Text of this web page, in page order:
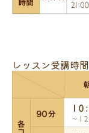
レッスン受講時間